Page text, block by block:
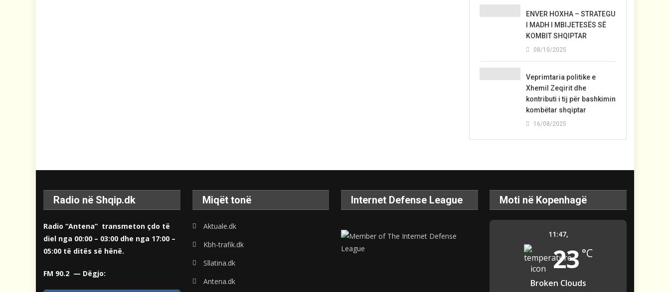
ENVER HOXHA – STRATEGU
I MADH I MBIJETESËS SË
KOMBIT SHQIPTAR
08/10/2025
Veprimtaria politike e
Xhemil Zeqirit dhe
kontributi i tij për bashkimin
kombëtar shqiptar
16/08/2025
Radio në Shqip.dk
Radio “Antena” transmeton çdo të
diel nga 00:00 – 03:00 dhe nga 17:00 –
05:00 të ditës së hënë.
FM 90.2 — Dëgjo:
Miqët tonë
Aktuale.dk
Kbh-trafik.dk
Sllatina.dk
Antena.dk
Internet Defense League Moti në Kopenhagë
11:47,
23 °C
Broken Clouds